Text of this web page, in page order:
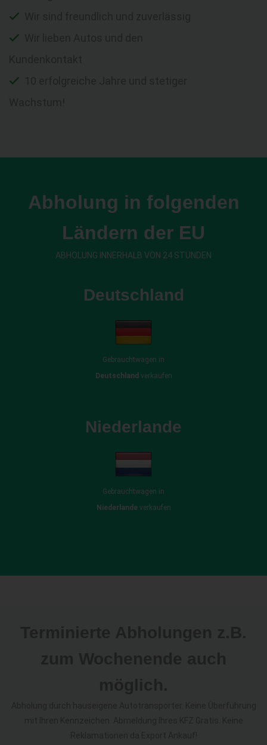
Abholung in folgenden
Ländern der EU
ABHOLUNG INNERHALB VON 24 STUNDEN
Deutschland
Gebrauchtwagen in
Deutschland verkaufen
Niederlande
Gebrauchtwagen in
Niederlandeverkaufen